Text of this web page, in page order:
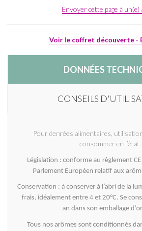
Envoyer cette page à un(e)
Voir le coffret découverte -
DONNÉES
CONSEILS
Pour denrées alimentaires,
consommer en l’état.
Législation : conforme au règlement
Parlement Européen relatif aux
Conservation : à conserver à l’abri de la
frais, idéalement entre 4 et 20°C. Se
an dans son emballage
Tous nos arômes sont conditionnés